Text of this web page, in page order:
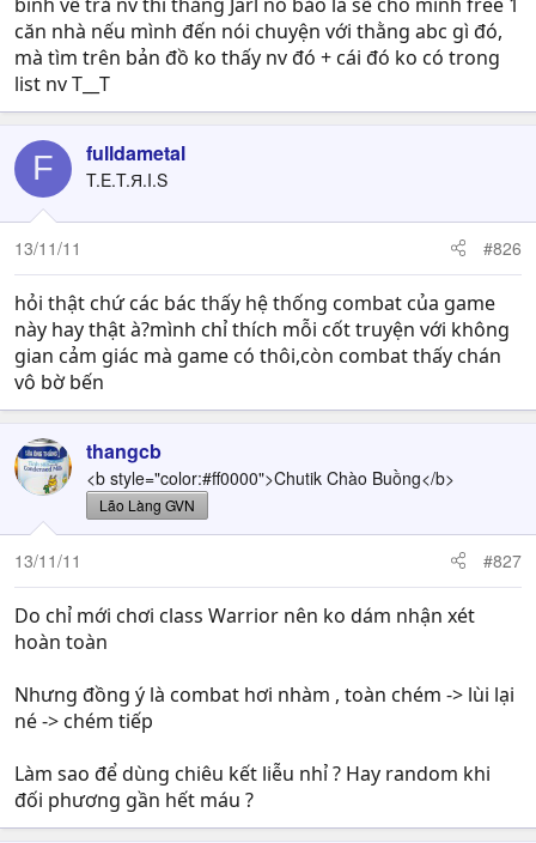
căn nhà nếu mình đến nói chuyện với thằng abc gì đó,
mà tìm trên bản đồ ko thấy nv đó + cái đó ko có trong
list nv T__T
F fulldametal
T.E.T.Я.I.S
13/11/11 #826
hỏi thật chứ các bác thấy hệ thống combat của game
này hay thật à?mình chỉ thích mỗi cốt truyện với không
gian cảm giác mà game có thôi,còn combat thấy chán
vô bờ bến
thangcb
<b style="color:#ff0000">Chutik Chào Buồng</b>
Lão Làng GVN
13/11/11 #827
Do chỉ mới chơi class Warrior nên ko dám nhận xét
hoàn toàn
Nhưng đồng ý là combat hơi nhàm , toàn chém -> lùi lại
né -> chém tiếp
Làm sao để dùng chiêu kết liễu nhỉ ? Hay random khi
đối phương gần hết máu ?